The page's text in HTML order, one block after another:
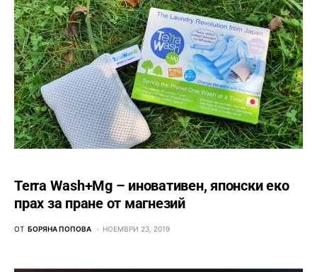
Terra Wash+Mg – иновативен, японски еко
прах за пране от магнезий
ОТ БОРЯНА ПОПОВА НОЕМВРИ 23, 2019